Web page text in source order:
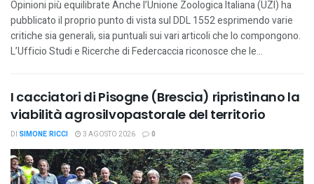
Opinioni più equilibrate Anche l’Unione Zoologica Italiana (UZI) ha
pubblicato il proprio punto di vista sul DDL 1552 esprimendo varie
critiche sia generali, sia puntuali sui vari articoli che lo compongono.
L’Ufficio Studi e Ricerche di Federcaccia riconosce che le...
I cacciatori di Pisogne (Brescia) ripristinano la
viabilità agrosilvopastorale del territorio
DI SIMONE RICCI 3 AGOSTO 2026 0